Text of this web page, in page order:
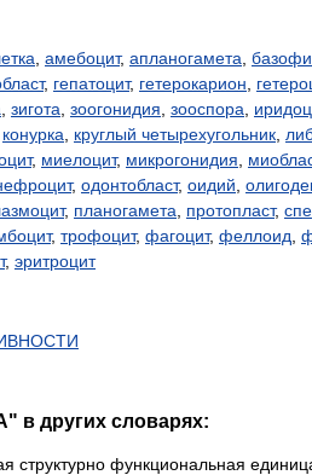
амебоцит, апланогамета
, гепатоцит, гетерокарион
зигота зоогонидия зооспора
конурка круглый четырехугольник
, миелоцит, микрогонидия
, одонтобласт, оидий
, планогамета протопласт,
, трофоцит, фагоцит, феллоид
, эритроцит
в других словарях:
структурно функциональная